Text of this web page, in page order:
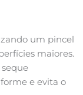
um pincel
maiores.
e evita o